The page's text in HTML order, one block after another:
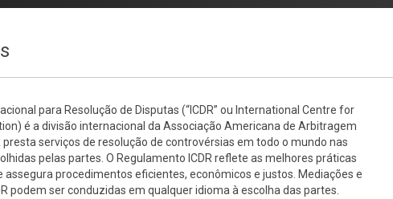
para Resolução de Disputas (“ICDR” ou International Centre for
é a divisão internacional da Associação Americana de Arbitragem
presta serviços de resolução de controvérsias em todo o mundo nas
pelas partes. O Regulamento ICDR reflete as melhores práticas
assegura procedimentos eficientes, econômicos e justos. Mediações e
podem ser conduzidas em qualquer idioma à escolha das partes.